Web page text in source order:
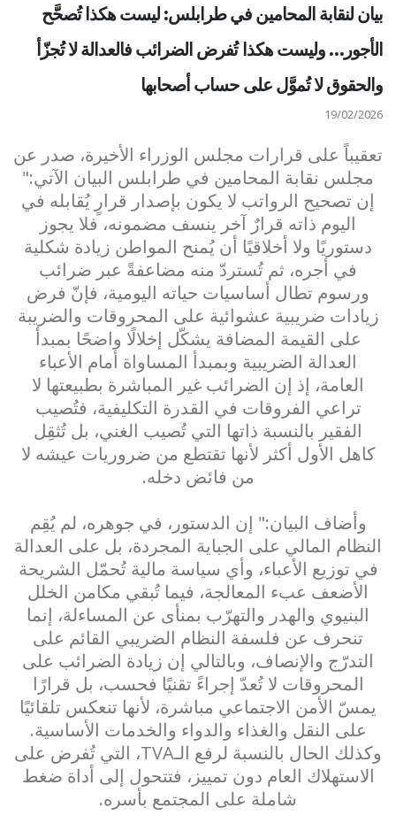
بيان لنقابة المحامين في طرابلس: ليست هكذا تُصحَّح
الأجور… وليست هكذا تُفرض الضرائب فالعدالة لا تُجزّأ
والحقوق لا تُموَّل على حساب أصحابها
19/02/2026
تعقيباً على قرارات مجلس الوزراء الأخيرة، صدر عن
مجلس نقابة المحامين في طرابلس البيان الآتي:"
إن تصحيح الرواتب لا يكون بإصدار قرارٍ يُقابله في
اليوم ذاته قرارٌ آخر ينسف مضمونه، فلا يجوز
دستوريًا ولا أخلاقيًا أن يُمنح المواطن زيادة شكلية
في أجره، ثم تُستردّ منه مضاعفةً عبر ضرائب
ورسوم تطال أساسيات حياته اليومية، فإنّ فرض
زيادات ضريبية عشوائية على المحروقات والضريبة
على القيمة المضافة يشكّل إخلالًا واضحًا بمبدأ
العدالة الضريبية وبمبدأ المساواة أمام الأعباء
العامة، إذ إن الضرائب غير المباشرة بطبيعتها لا
تراعي الفروقات في القدرة التكليفية، فتُصيب
الفقير بالنسبة ذاتها التي تُصيب الغني، بل تُثقِل
كاهل الأول أكثر لأنها تقتطع من ضروريات عيشه لا
من فائض دخله.
وأضاف البيان:" إن الدستور، في جوهره، لم يُقِم
النظام المالي على الجباية المجردة، بل على العدالة
في توزيع الأعباء، وأي سياسة مالية تُحمّل الشريحة
الأضعف عبء المعالجة، فيما تُبقي مكامن الخلل
البنيوي والهدر والتهرّب بمنأى عن المساءلة، إنما
تنحرف عن فلسفة النظام الضريبي القائم على
التدرّج والإنصاف، وبالتالي إن زيادة الضرائب على
المحروقات لا تُعدّ إجراءً تقنيًا فحسب، بل قرارًا
يمسّ الأمن الاجتماعي مباشرة، لأنها تنعكس تلقائيًا
على النقل والغذاء والدواء والخدمات الأساسية.
وكذلك الحال بالنسبة لرفع الـTVA، التي تُفرض على
الاستهلاك العام دون تمييز، فتتحول إلى أداة ضغط
شاملة على المجتمع بأسره.